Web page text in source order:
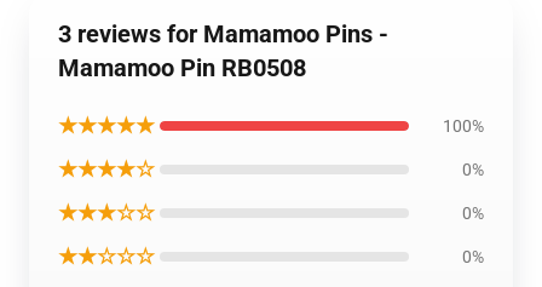
3 reviews for Mamamoo Pins -
Mamamoo Pin RB0508
★★★★★ 100%
★★★★☆ 0%
★★★☆☆ 0%
★★☆☆☆ 0%